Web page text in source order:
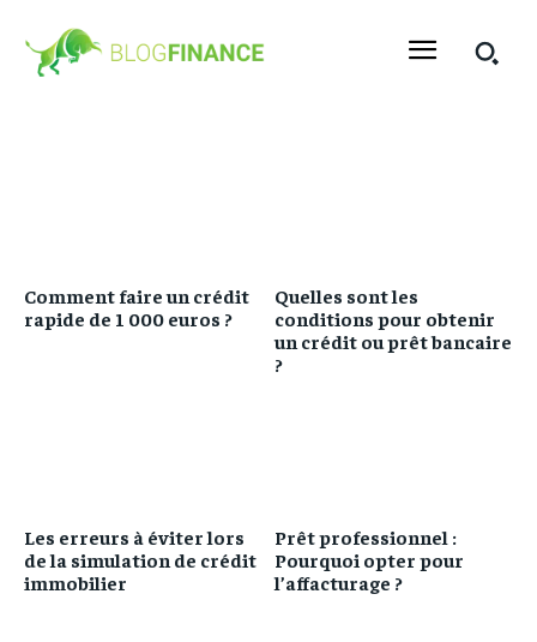
Comment faire un crédit
rapide de 1 000 euros ?
Quelles sont les
conditions pour obtenir
un crédit ou prêt bancaire
?
Les erreurs à éviter lors
de la simulation de crédit
immobilier
Prêt professionnel :
Pourquoi opter pour
l’affacturage ?